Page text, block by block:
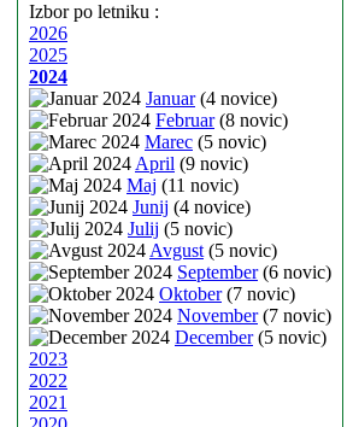
Izbor po letniku :
2026
2025
2024
Januar(4 novice)
Februar(8 novic)
Marec (5 novic)
April (9 novic)
Maj (11 novic)
Junij (4 novice)
Julij (5 novic)
Avgust(5 novic)
September(6 novic)
Oktober(7 novic)
November(7 novic)
December(5 novic)
2023
2022
2021